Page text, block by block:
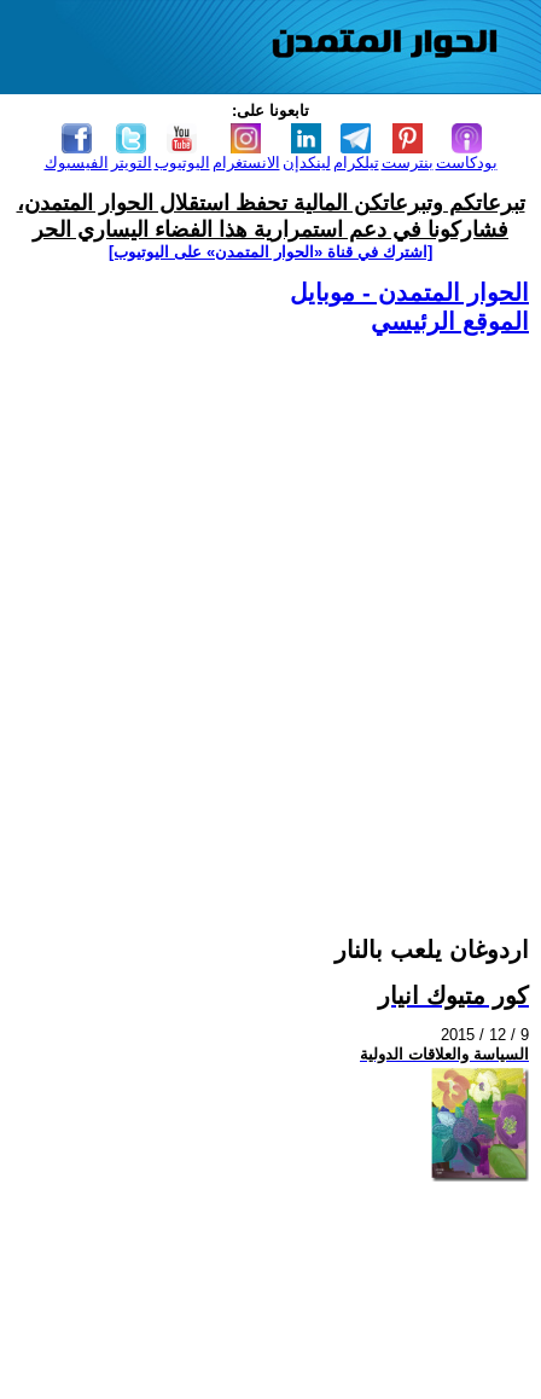
تابعونا على:
الفيسبوك التويتر اليوتيوب الانستغرام لينكدإن تيلكرامبنترست بودكاست
تبرعاتكم وتبرعاتكن المالية تحفظ استقلال الحوار المتمدن،
فشاركونا في دعم استمرارية هذا الفضاء اليساري الحر
[اشترك في قناة ‫«الحوار المتمدن» على اليوتيوب]
الحوار المتمدن - موبايل
الموقع الرئيسي
اردوغان يلعب بالنار
كور متيوك انيار
2015 / 12 / 9
السياسة والعلاقات الدولية